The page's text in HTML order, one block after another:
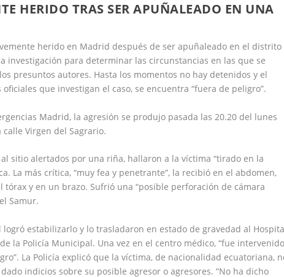
HERIDO TRAS SER APUÑALEADO EN UNA
herido en Madrid después de ser apuñaleado en el distrito
investigación para determinar las circunstancias en las que se
presuntos autores. Hasta los momentos no hay detenidos y el
que investigan el caso, se encuentra “fuera de peligro”.
Madrid, la agresión se produjo pasada las 20.20 del lunes
Virgen del Sagrario.
sitio alertados por una riña, hallaron a la víctima “tirado en la
La más crítica, “muy fea y penetrante”, la recibió en el abdomen,
tórax y en un brazo. Sufrió una “posible perforación de cámara
Samur.
estabilizarlo y lo trasladaron en estado de gravedad al
la Policía Municipal. Una vez en el centro médico, “fue
La Policía explicó que la víctima, de nacionalidad ecuatoriana,
indicios sobre su posible agresor o agresores. “No ha dicho